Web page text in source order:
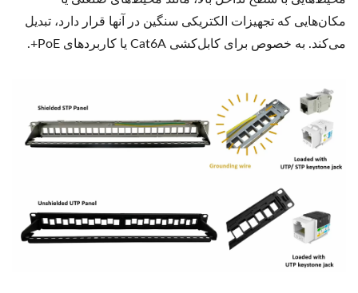
مکان‌هایی که تجهیزات الکتریکی سنگین در آنها قرار دارد، تبدیل
می‌کند. به خصوص برای کابل‌کشی Cat6A یا کاربردهای PoE+.